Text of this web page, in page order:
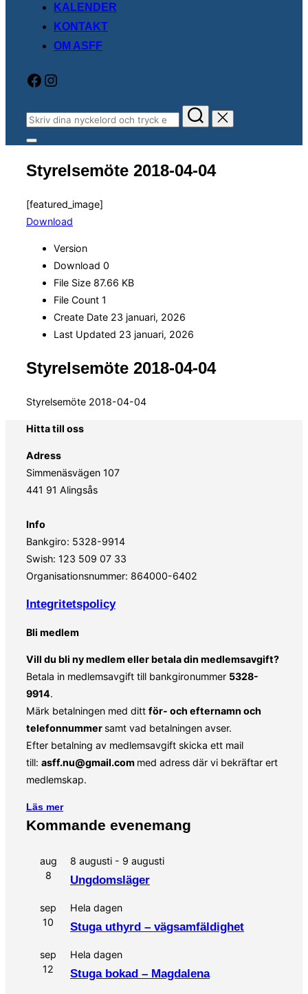
KALENDER
KONTAKT
OM ASFF
Facebook
Instagram
Sök
efter:
Slå
sidopanel
och
Styrelsemöte 2018-04-04
[featured_image]
Download
Version
Download 0
File Size 87.66 KB
File Count 1
Create Date 23 januari, 2026
Last Updated 23 januari, 2026
Styrelsemöte 2018-04-04
Styrelsemöte 2018-04-04
Hitta till oss
Adress
Simmenäsvägen 107
441 91 Alingsås
Info
Bankgiro: 5328-9914
Swish: 123 509 07 33
Organisationsnummer: 864000-6402
Integritetspolicy
Bli medlem
Vill du bli ny medlem eller betala din medlemsavgift?
Betala in medlemsavgift till bankgironummer 5328-
9914.
Märk betalningen med ditt för- och efternamn och
telefonnummer samt vad betalningen avser.
Efter betalning av medlemsavgift skicka ett mail
till: asff.nu@gmail.com med adress där vi bekräftar ert
medlemskap.
Läs mer
Kommande evenemang
aug
8
8 augusti - 9 augusti
Ungdomsläger
sep
10
Hela dagen
Stuga uthyrd – vägsamfäldighet
sep
12
Hela dagen
Stuga bokad – Magdalena